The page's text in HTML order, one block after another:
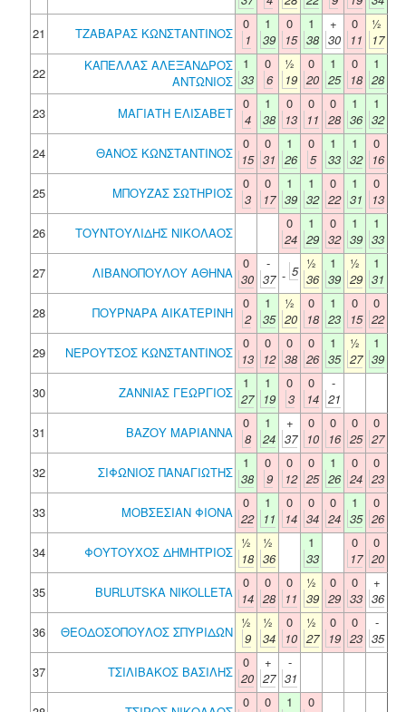
21
ΤΖΑΒΑΡΑΣ ΚΩΝΣΤΑΝΤΙΝΟΣ
0
1
1
39
0
15
1
38
+
30
0
11
½
17
22
ΚΑΠΕΛΛΑΣ ΑΛΕΞΑΝΔΡΟΣ
ΑΝΤΩΝΙΟΣ
1
33
0
6
½
19
0
20
1
25
0
18
1
28
23
ΜΑΓΙΑΤΗ ΕΛΙΣΑΒΕΤ
0
4
1
38
0
13
0
11
0
28
1
36
1
32
24
ΘΑΝΟΣ ΚΩΝΣΤΑΝΤΙΝΟΣ
0
15
0
31
1
26
0
5
1
33
1
32
0
16
25
ΜΠΟΥΖΑΣ ΣΩΤΗΡΙΟΣ
0
3
0
17
1
39
1
32
0
22
1
31
0
13
26
ΤΟΥΝΤΟΥΛΙΔΗΣ ΝΙΚΟΛΑΟΣ
0
24
1
29
0
32
1
39
1
33
27
ΛΙΒΑΝΟΠΟΥΛΟΥ ΑΘΗΝΑ
0
30
-
37 - 5 ½
36
1
39
½
29
1
31
28
ΠΟΥΡΝΑΡΑ ΑΙΚΑΤΕΡΙΝΗ
0
2
1
35
½
20
0
18
1
23
0
15
0
22
29
ΝΕΡΟΥΤΣΟΣ ΚΩΝΣΤΑΝΤΙΝΟΣ
0
13
0
12
0
38
0
26
1
35
½
27
1
39
30
ΖΑΝΝΙΑΣ ΓΕΩΡΓΙΟΣ
1
27
1
19
0
3
0
14
-
21
31
ΒΑΖΟΥ ΜΑΡΙΑΝΝΑ
0
8
1
24
+
37
0
10
0
16
0
25
0
27
32
ΣΙΦΩΝΙΟΣ ΠΑΝΑΓΙΩΤΗΣ
1
38
0
9
0
12
0
25
1
26
0
24
0
23
33
ΜΟΒΣΕΣΙΑΝ ΦΙΟΝΑ
0
22
1
11
0
14
0
34
0
24
1
35
0
26
34
ΦΟΥΤΟΥΧΟΣ ΔΗΜΗΤΡΙΟΣ
½
18
½
36
1
33
0
17
0
20
35
BURLUTSKA NIKOLLETA
0
14
0
28
0
11
½
39
0
29
0
33
+
36
36
ΘΕΟΔΟΣΟΠΟΥΛΟΣ ΣΠΥΡΙΔΩΝ
½
9
½
34
0
10
½
27
0
19
0
23
-
35
37
ΤΣΙΛΙΒΑΚΟΣ ΒΑΣΙΛΗΣ
0
20
+
27
-
31
0
0
1
0